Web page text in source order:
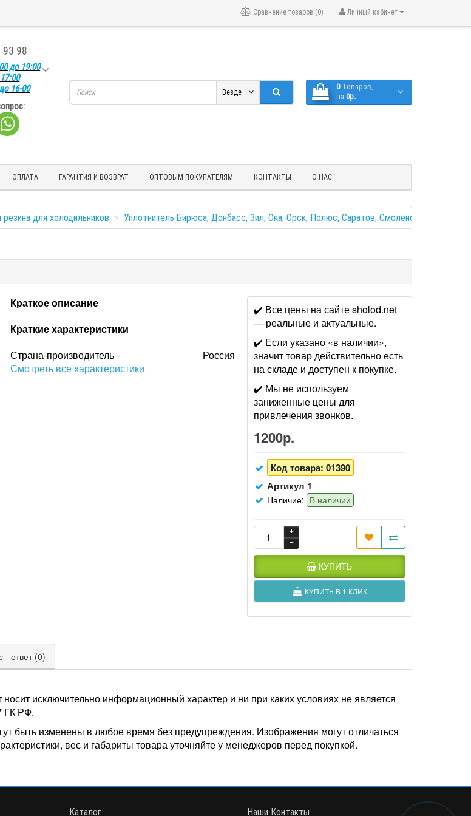
Личный кабинет
Сравнение товаров (0)
98
до 19:00
16-00
0 Tоваров,
на 0р.
Везде
ОПЛАТА ГАРАНТИЯ И ВОЗВРАТ ОПТОВЫМ ПОКУПАТЕЛЯМ КОНТАКТЫ О НАС
резина для холодильников Уплотнитель Бирюса, Донбасс, Зил, Ока, Орск, Полюс, Саратов, Смоленск, Чинар
Краткое описание
Краткие характеристики
Страна-производитель -
Россия
Смотреть все характеристики
✔️ Все цены на сайте sholod.net
— реальные и актуальные.
✔️ Если указано «в наличии»,
значит товар действительно есть
на складе и доступен к покупке.
✔️ Мы не используем
заниженные цены для
привлечения звонков.
1200р.
Код товара: 01390
Артикул 1
Наличие: В наличии
КУПИТЬ
КУПИТЬ В 1 КЛИК
- ответ (0)
носит исключительно информационный характер и ни при каких условиях не является
ГК РФ.
быть изменены в любое время без предупреждения. Изображения могут отличаться
вес и габариты товара уточняйте у менеджеров перед покупкой.
Каталог Наши Контакты